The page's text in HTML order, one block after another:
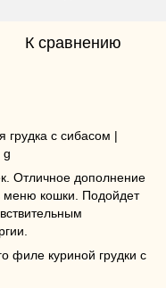
К сравнению
грудка с сибасом |
g
Отличное дополнение
меню кошки. Подойдет
филе куриной грудки с